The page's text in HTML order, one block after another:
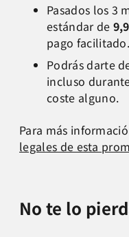
Pasados los 3
estándar de
pago facilitado.
Podrás darte
incluso
coste alguno.
Para más
legales de esta
No te lo